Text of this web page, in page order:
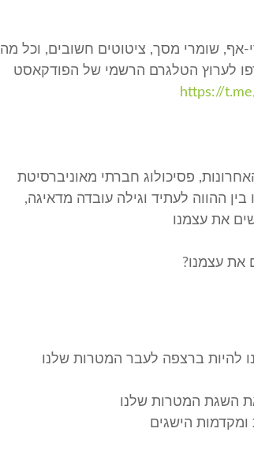
אף, שומרי מסך, ציטוטים חשובים, וכל מה
לערוץ הטלגרם הרשמי של הפודקאסט
https://
פסיכולוג חברתי מאוניברסיטת
ההווה לעתיד וגילה עובדה מדאיגה,
את עצמנו
את עצמנו?
להיות ברצפה לעבר המטרות שלנו